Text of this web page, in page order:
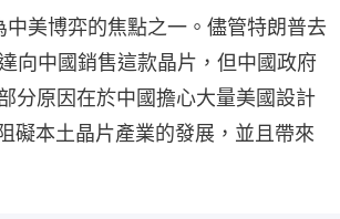
美博弈的焦點之一。儘管特朗普去
向中國銷售這款晶片，但中國政府
分原因在於中國擔心大量美國設計
礙本土晶片產業的發展，並且帶來